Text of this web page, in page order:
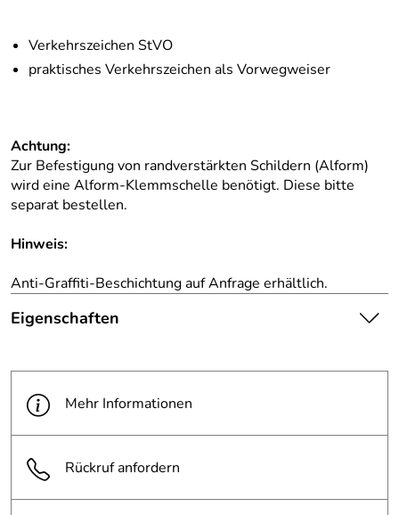
Verkehrszeichen StVO
praktisches Verkehrszeichen als Vorwegweiser
Achtung:
Zur Befestigung von randverstärkten Schildern (Alform)
wird eine Alform-Klemmschelle benötigt. Diese bitte
separat bestellen.
Hinweis:
Anti-Graffiti-Beschichtung auf Anfrage erhältlich.
Eigenschaften
Hinweis
Produktbilder:
stellt keine verbindliche
beachten Sie die
Textbeschreibung.
Maße (BxH):
420 x 630 mm
Mehr Informationen
Rückruf anfordern